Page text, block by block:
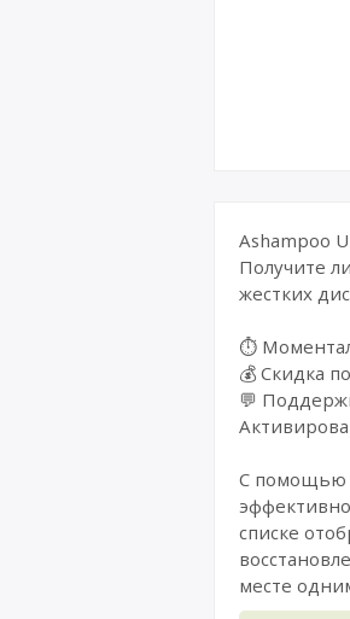
Ashampoo
Получите
жестких
⏱️
💰 Cкидка
💬
С помощью
списке
месте